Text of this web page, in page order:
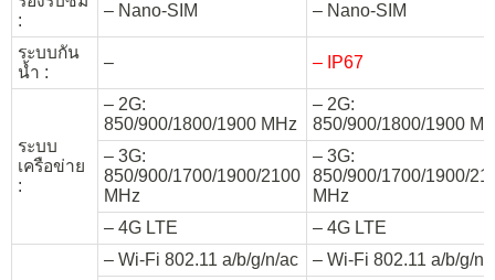
:
– Nano-SIM – Nano-SIM
ระบบกัน
น้ำ :
– – IP67
ระบบ
เครือข่าย
:
– 2G:
850/900/1800/1900 MHz
– 2G:
850/900/1800/1900
– 3G:
850/900/1700/1900/2100
MHz
– 3G:
850/900/1700/1900/
MHz
– 4G LTE
– 4G LTE
– Wi-Fi 802.11 a/b/g/n/ac
– Wi-Fi 802.11 a/b/g/n/